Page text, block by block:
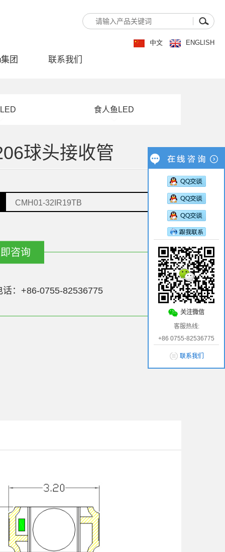
中文 ENGLISH
团 联系我们
食人鱼LED
球头接收管
CMH01-32IR19TB
话：+86-0755-82536775
关注微信
客服热线:
+86 0755-82536775
联系我们